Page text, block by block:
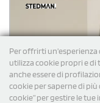
Per offrirti un'esperienza
utilizza cookie propri e di
anche essere di
cookie per saperne di più
cookie” per gestire le tue